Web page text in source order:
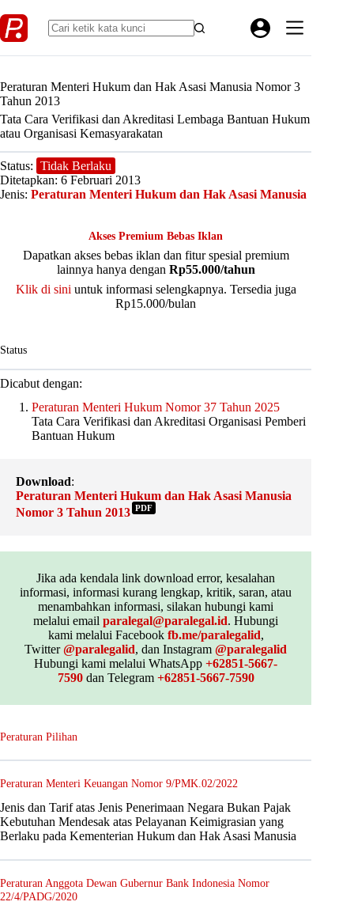
to
content
Peraturan Menteri Hukum dan Hak Asasi Manusia Nomor 3
Tahun 2013
Tata Cara Verifikasi dan Akreditasi Lembaga Bantuan Hukum
atau Organisasi Kemasyarakatan
Status: Tidak Berlaku
Ditetapkan: 6 Februari 2013
Jenis: Peraturan Menteri Hukum dan Hak Asasi Manusia
Akses Premium Bebas Iklan
Dapatkan akses bebas iklan dan fitur spesial premium
lainnya hanya dengan Rp55.000/tahun
Klik di sini untuk informasi selengkapnya. Tersedia juga
Rp15.000/bulan
Status
Dicabut dengan:
Peraturan Menteri Hukum Nomor 37 Tahun 2025
Tata Cara Verifikasi dan Akreditasi Organisasi Pemberi
Bantuan Hukum
Download:
Peraturan Menteri Hukum dan Hak Asasi Manusia
Nomor 3 Tahun 2013 PDF
Jika ada kendala link download error, kesalahan
informasi, informasi kurang lengkap, kritik, saran, atau
menambahkan informasi, silakan hubungi kami
melalui emailparalegal@paralegal.id. Hubungi
kami melalui Facebook fb.me/paralegalid,
Twitter@paralegalid, dan Instagram@paralegalid
Hubungi kami melalui WhatsApp+62851-5667-
7590dan Telegram +62851-5667-7590
Peraturan Pilihan
Peraturan Menteri Keuangan Nomor 9/PMK.02/2022
Jenis dan Tarif atas Jenis Penerimaan Negara Bukan Pajak
Kebutuhan Mendesak atas Pelayanan Keimigrasian yang
Berlaku pada Kementerian Hukum dan Hak Asasi Manusia
Peraturan Anggota Dewan Gubernur Bank Indonesia Nomor
22/4/PADG/2020